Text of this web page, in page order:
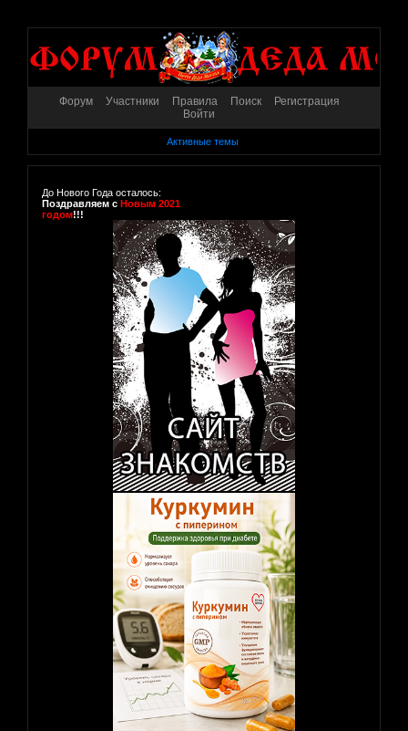
Форум Участники Правила Поиск
Регистрация
Войти
Активные темы
До Нового Года осталось:
Поздравляем с Новым 2021
годом!!!